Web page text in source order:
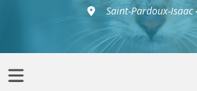
Saint-Pardoux-Isaac